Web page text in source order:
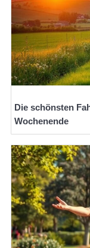
Die schönsten
Wochenende